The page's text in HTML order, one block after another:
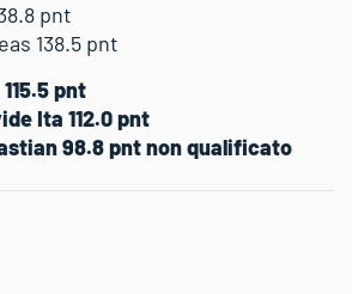
pnt
138.5 pnt
pnt
Ita 112.0 pnt
98.8 pnt non qualificato